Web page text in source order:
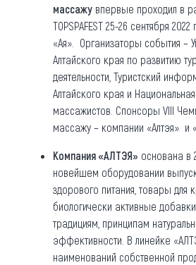
массажу впервые проходил в
TOPSPAFEST 25-26 сентября
«Ая». Организаторы события –
Алтайского края по развитию
деятельности, Туристский
Алтайского края и
массажистов. Спонсоры VIII
массажу – компании «Алтэя» и
Компания «АЛТЭЯ» основана в
новейшем оборудовании
здорового питания, товары для
биологически активные
традициям, принципам
эффективности. В линейке
наименований собственной